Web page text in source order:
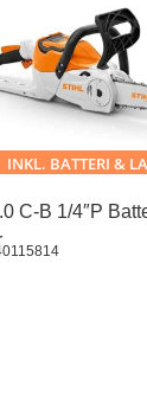
INKL. BATTERI &
C-B 1/4″P